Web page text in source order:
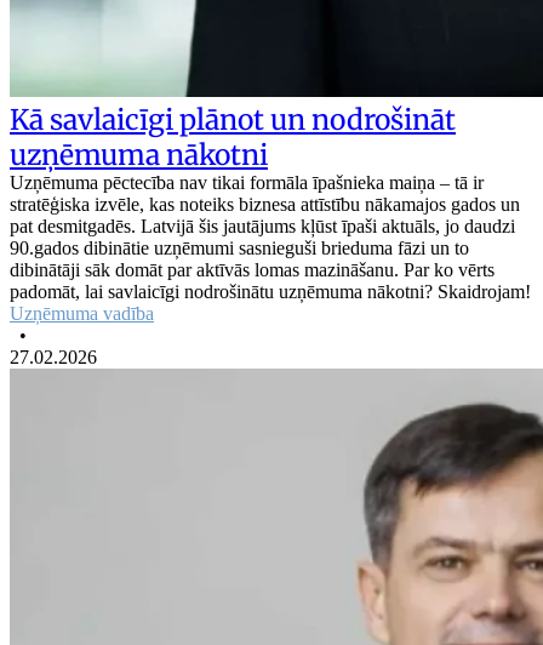
Kā savlaicīgi plānot un nodrošināt
uzņēmuma nākotni
Uzņēmuma pēctecība nav tikai formāla īpašnieka maiņa – tā ir
stratēģiska izvēle, kas noteiks biznesa attīstību nākamajos gados un
pat desmitgadēs. Latvijā šis jautājums kļūst īpaši aktuāls, jo daudzi
90.gados dibinātie uzņēmumi sasnieguši brieduma fāzi un to
dibinātāji sāk domāt par aktīvās lomas mazināšanu. Par ko vērts
padomāt, lai savlaicīgi nodrošinātu uzņēmuma nākotni? Skaidrojam!
Uzņēmuma vadība
•
27.02.2026